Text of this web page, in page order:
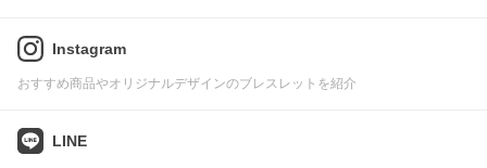
Instagram
おすすめ商品やオリジナルデザインのブレスレットを紹介
LINE